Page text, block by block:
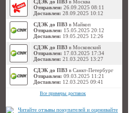
СДЭК до ПВЗ в Москва
Отправлен: 26.09.2025 08:11
Доставлен: 28.09.2025 10:12
СДЭК до ПВЗ в Майкоп
Отправлен: 15.05.2025 20:12
Доставлен: 19.05.2025 12:26
СДЭК до ПВЗ в Московский
Отправлен: 17.03.2025 17:34
Доставлен: 21.03.2025 13:27
СДЭК до ПВЗ в Санкт-Петербург
Отправлен: 09.03.2025 11:21
Доставлен: 12.03.2025 09:41
Все примеры доставок